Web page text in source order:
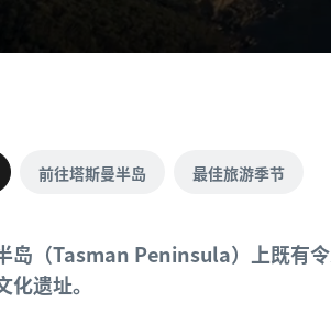
前往塔斯曼半岛 最佳旅游季节
岛（Tasman Peninsula）上既有
化遗址。